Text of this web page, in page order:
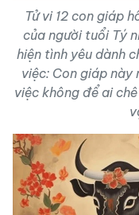
Tử vi 12 con giáp
của người tuổi Tý
hiện tình yêu dành
việc: Con giáp này
việc không để ai